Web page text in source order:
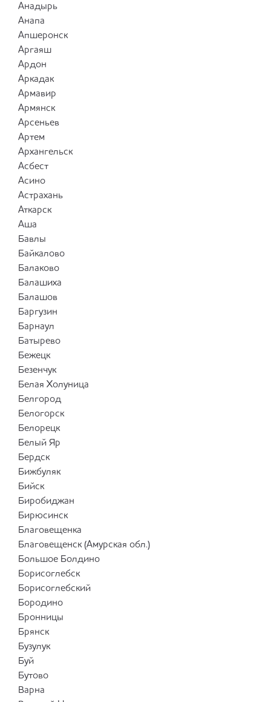
Анадырь
Анапа
Апшеронск
Аргаяш
Ардон
Аркадак
Армавир
Армянск
Арсеньев
Артем
Архангельск
Асбест
Асино
Астрахань
Аткарск
Аша
Бавлы
Байкалово
Балаково
Балашиха
Балашов
Баргузин
Барнаул
Батырево
Бежецк
Безенчук
Белая Холуница
Белгород
Белогорск
Белорецк
Белый Яр
Бердск
Бижбуляк
Бийск
Биробиджан
Бирюсинск
Благовещенка
Благовещенск (Амурская обл.)
Большое Болдино
Борисоглебск
Борисоглебский
Бородино
Бронницы
Брянск
Бузулук
Буй
Бутово
Варна